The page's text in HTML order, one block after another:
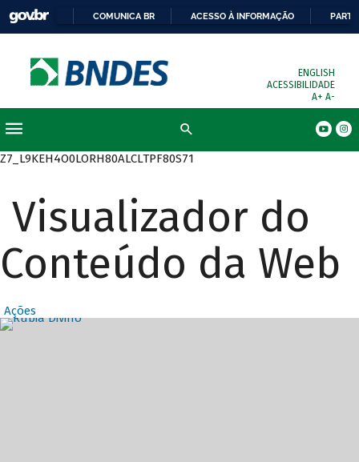
COMUNICA BR ACESSO À INFORMAÇÃO
ENGLISH
ACESSIBILIDADE
A+ A-
Z7_L9KEH4O0LORH80ALCLTPF80S71
Visualizador do
Conteúdo da Web
Ações
Destaques